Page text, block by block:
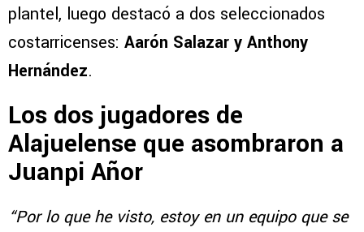
plantel, luego destacó a dos seleccionados
costarricenses: Aarón Salazar y Anthony
Hernández.
Los dos jugadores de
Alajuelense que asombraron a
Juanpi Añor
“Por lo que he visto, estoy en un equipo que se